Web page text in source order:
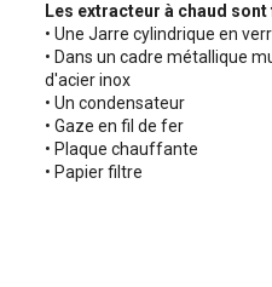
Les extracteur à chaud
• Une Jarre cylindrique en
• Dans un cadre métallique
d'acier inox
• Un condensateur
• Gaze en fil de fer
• Plaque chauffante
• Papier filtre